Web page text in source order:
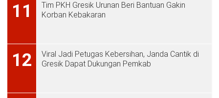
11
Tim PKH Gresik Urunan Beri Bantuan Gakin
Korban Kebakaran
12
Viral Jadi Petugas Kebersihan, Janda Cantik di
Gresik Dapat Dukungan Pemkab